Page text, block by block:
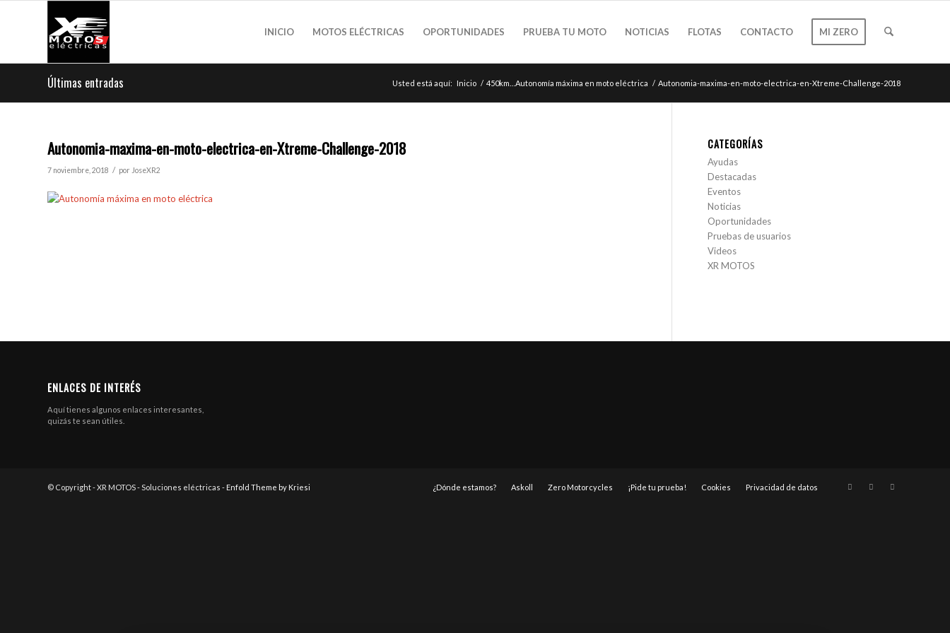
INICIO MOTOS ELÉCTRICAS OPORTUNIDADES PRUEBA TU MOTO NOTICIAS FLOTAS CONTACTO MI ZERO
Últimas entradas Usted está aquí: Inicio / 450km…Autonomía máxima en moto eléctrica / Autonomia-maxima-en-moto-electrica-en-Xtreme-Challenge-2018
Autonomia-maxima-en-moto-electrica-en-Xtreme-Challenge-2018
7 noviembre, 2018 / por JoseXR2
CATEGORÍAS
Ayudas
Destacadas
Eventos
Noticias
Oportunidades
Pruebas de usuarios
Videos
XR MOTOS
ENLACES DE INTERÉS
Aquí tienes algunos enlaces interesantes,
quizás te sean útiles.
© Copyright - XR MOTOS - Soluciones eléctricas - Enfold Theme by Kriesi ¿Dónde estamos? Askoll Zero Motorcycles ¡Pide tu prueba! Cookies Privacidad de datos